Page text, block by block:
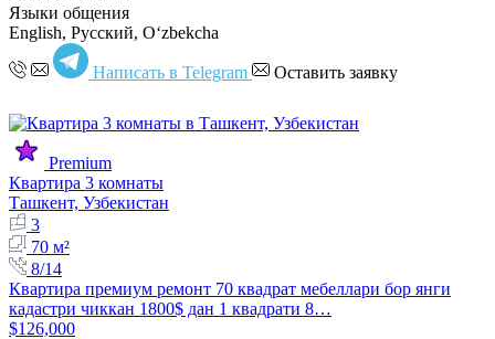
Языки общения
English, Русский, Oʻzbekcha
Написать в Telegram Оставить заявку
Premium
Квартира 3 комнаты
Ташкент, Узбекистан
3
70 м²
8/14
Квартира премиум ремонт 70 квадрат мебеллари бор янги
кадастри чиккан 1800$ дан 1 квадрати 8…
$126,000